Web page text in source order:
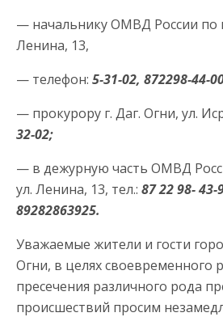
— начальнику ОМВД России по
Ленина, 13,
— телефон: 5-31-02, 872298-44-
— прокурору г. Даг. Огни, ул.
32-02;
— в дежурную часть ОМВД
ул. Ленина, 13, тел.: 87 22 98- 43-
89282863925.
Уважаемые жители и гости
Огни, в целях своевременного
пресечения различного рода
происшествий просим